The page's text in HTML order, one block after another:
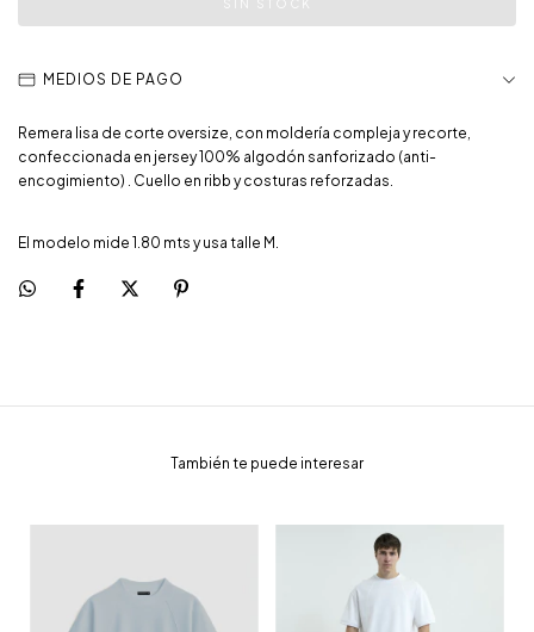
MEDIOS DE PAGO
Remera lisa de corte oversize, con moldería compleja y recorte,
confeccionada en jersey 100% algodón sanforizado (anti-
encogimiento) . Cuello en ribb y costuras reforzadas.
El modelo mide 1.80 mts y usa talle M.
También te puede interesar